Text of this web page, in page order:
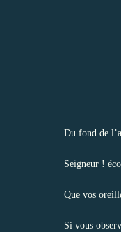
Du fond de
Seigneur !
Que vos
Si vous